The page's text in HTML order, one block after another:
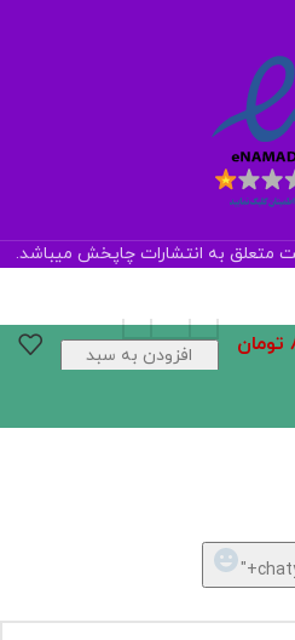
متعلق به انتشارات چاپخش میباشد.
تومان
افزودن به سبد